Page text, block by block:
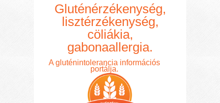
Gluténérzékenység,
lisztérzékenység,
cöliákia,
gabonaallergia.
A gluténintolerancia információs
portálja.